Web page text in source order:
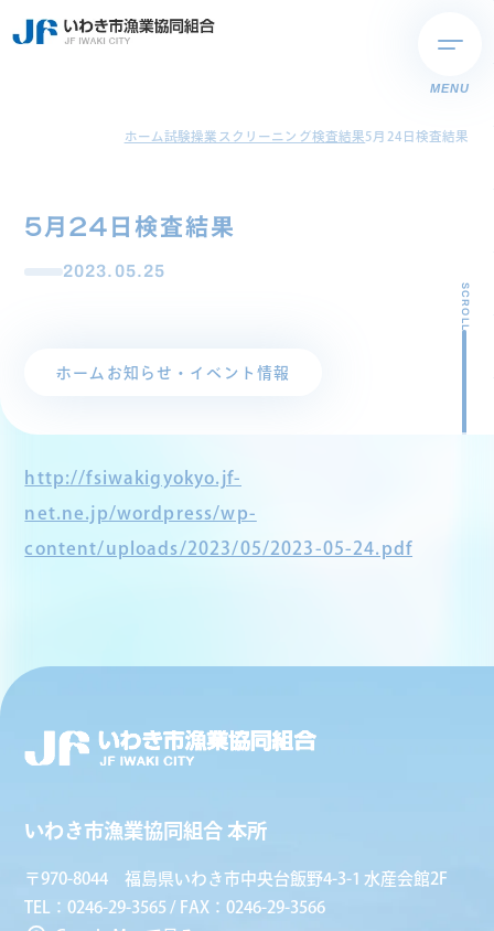
MENU
ホーム試験操業スクリーニング検査結果5月24日検査結果
5月24日検査結果
2023.05.25
ホーム お知らせ・イベント情報
SCROLL
http://fsiwakigyokyo.jf-
net.ne.jp/wordpress/wp-
content/uploads/2023/05/2023-05-24.pdf
いわき市漁業協同組合 本所
〒970-8044 福島県いわき市中央台飯野4-3-1 水産会館2F
TEL：0246-29-3565 / FAX：0246-29-3566